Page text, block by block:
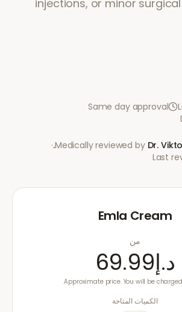
injections, or minor
Same day approval
Medically reviewed by Dr.
·
Last
Emla Cream
من
د.إ69.99
Approximate price. You will be charged
الكميات المتاحة